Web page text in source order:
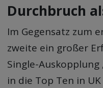
Durchbruch
Im Gegensatz zum
zweite ein großer
Single-Auskopplung
in die Top Ten in